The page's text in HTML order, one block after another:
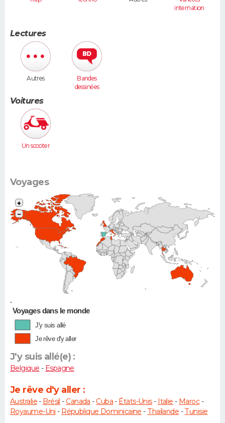
internation
Lectures
Autres
Bandes
dessinées
Voitures
Un scooter
Voyages
•
+
−
Voyages dans le monde
J'y suis allé
Je rêve d'y aller
J'y suis allé(e) :
Belgique - Espagne
Je rêve d'y aller :
Australie- Brésil - Canada - Cuba- États-Unis- Italie - Maroc-
Royaume-Uni - République Dominicaine - Thaïlande -Tunisie